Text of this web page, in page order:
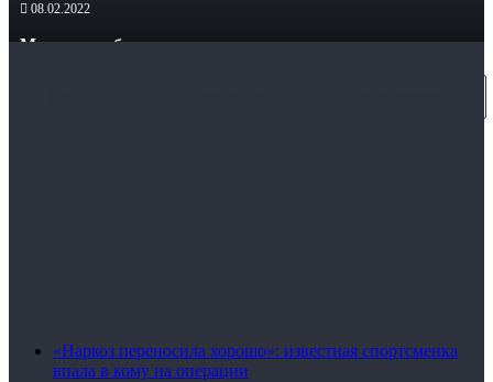
08.02.2022
Макрон сообщил, что напряжение во время его встречи с
«Наркоз переносила хорошо»: известная спортсменка
впала в кому на операции